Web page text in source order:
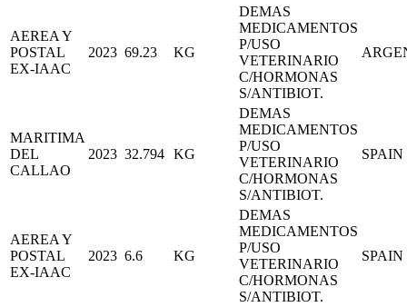
AEREA Y
POSTAL
EX-IAAC
2023 69.23 KG
DEMAS
MEDICAMENTOS
P/USO
VETERINARIO
C/HORMONAS
S/ANTIBIOT.
MARITIMA
DEL
CALLAO
2023 32.794 KG
DEMAS
MEDICAMENTOS
P/USO
VETERINARIO
C/HORMONAS
S/ANTIBIOT.
SPAIN
AEREA Y
POSTAL
EX-IAAC
2023 6.6 KG
DEMAS
MEDICAMENTOS
P/USO
VETERINARIO
C/HORMONAS
S/ANTIBIOT.
SPAIN